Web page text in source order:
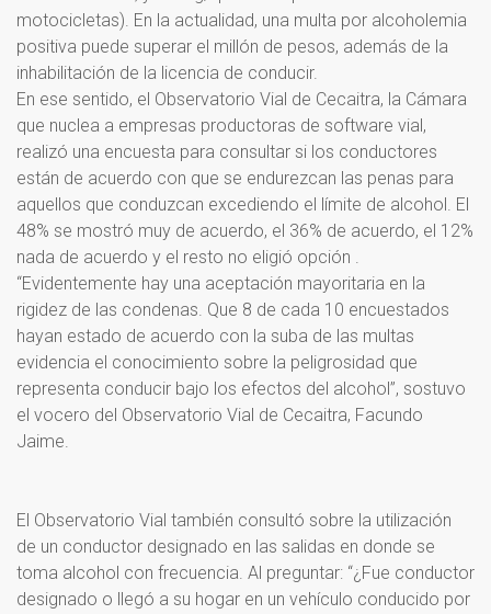
motocicletas). En la actualidad, una multa por alcoholemia
positiva puede superar el millón de pesos, además de la
inhabilitación de la licencia de conducir.
En ese sentido, el Observatorio Vial de Cecaitra, la Cámara
que nuclea a empresas productoras de software vial,
realizó una encuesta para consultar si los conductores
están de acuerdo con que se endurezcan las penas para
aquellos que conduzcan excediendo el límite de alcohol. El
48% se mostró muy de acuerdo, el 36% de acuerdo, el 12%
nada de acuerdo y el resto no eligió opción .
“Evidentemente hay una aceptación mayoritaria en la
rigidez de las condenas. Que 8 de cada 10 encuestados
hayan estado de acuerdo con la suba de las multas
evidencia el conocimiento sobre la peligrosidad que
representa conducir bajo los efectos del alcohol”, sostuvo
el vocero del Observatorio Vial de Cecaitra, Facundo
Jaime.
El Observatorio Vial también consultó sobre la utilización
de un conductor designado en las salidas en donde se
toma alcohol con frecuencia. Al preguntar: “¿Fue conductor
designado o llegó a su hogar en un vehículo conducido por